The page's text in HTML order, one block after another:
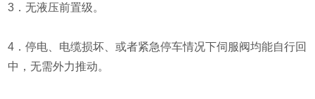
3．无液压前置级。
4．停电、电缆损坏、或者紧急停车情况下伺服阀均能自行回
中，无需外力推动。